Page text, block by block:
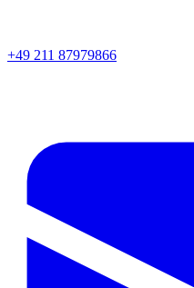
+49 211 87979866